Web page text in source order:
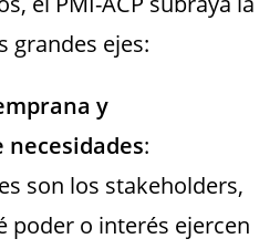
grandes ejes:
y
necesidades:
son los stakeholders,
poder o interés ejercen